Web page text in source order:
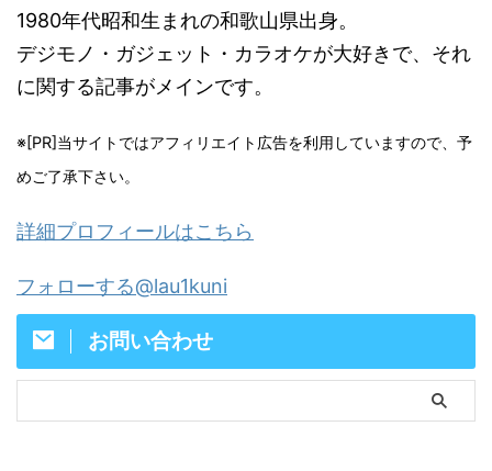
1980年代昭和生まれの和歌山県出身。
デジモノ・ガジェット・カラオケが大好きで、それ
に関する記事がメインです。
※[PR]当サイトではアフィリエイト広告を利用していますので、予
めご了承下さい。
詳細プロフィールはこちら
フォローする@lau1kuni
お問い合わせ